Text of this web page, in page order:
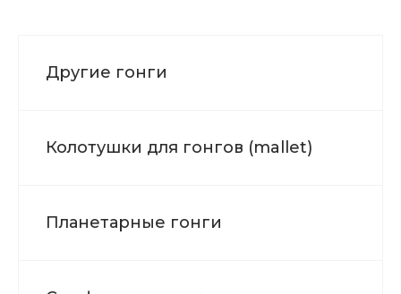
Другие гонги
Колотушки для гонгов (mallet)
Планетарные гонги